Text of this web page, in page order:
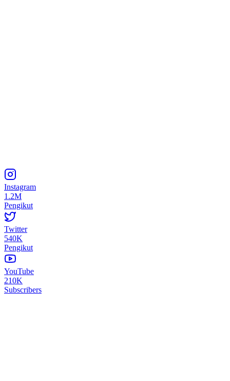
Instagram
1.2M
Pengikut
Twitter
540K
Pengikut
YouTube
210K
Subscribers